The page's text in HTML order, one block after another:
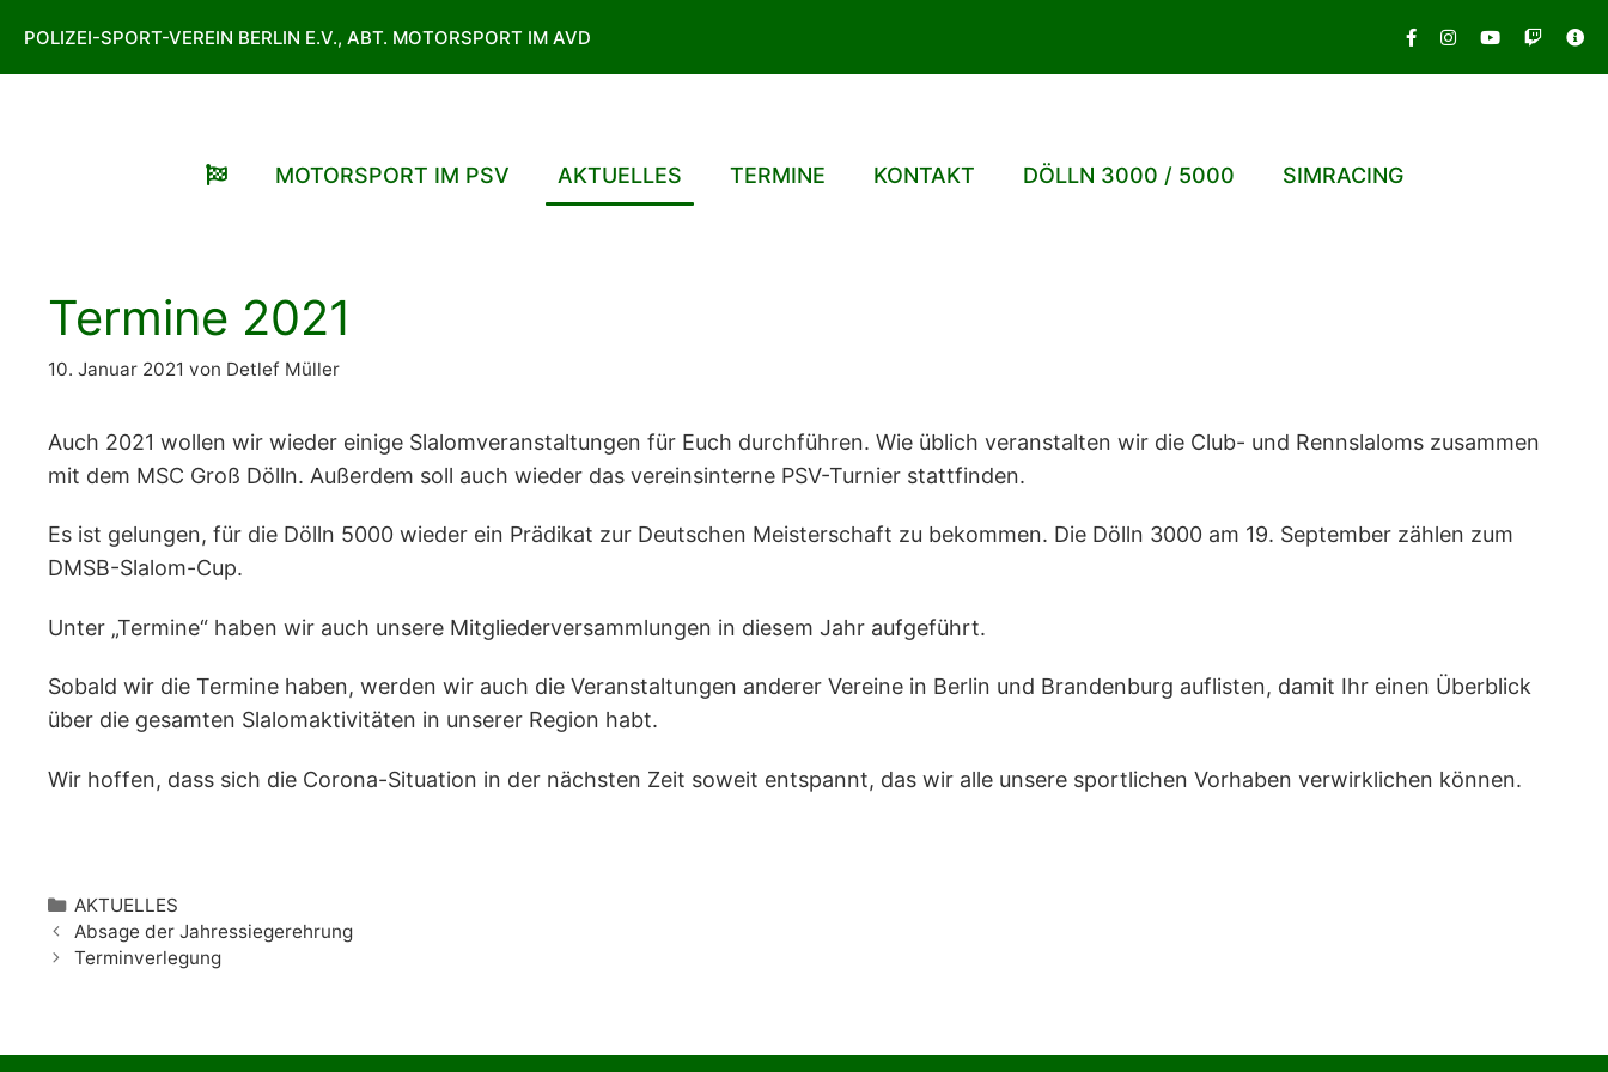
Inhalt
springen
POLIZEI-SPORT-VEREIN BERLIN E.V., ABT. MOTORSPORT IM AVD
MOTORSPORT IM PSV AKTUELLES TERMINE KONTAKT DÖLLN 3000 / 5000 SIMRACING
Termine 2021
10. Januar 2021 von Detlef Müller
Auch 2021 wollen wir wieder einige Slalomveranstaltungen für Euch durchführen. Wie üblich veranstalten wir die Club- und Rennslaloms zusammen
mit dem MSC Groß Dölln. Außerdem soll auch wieder das vereinsinterne PSV-Turnier stattfinden.
Es ist gelungen, für die Dölln 5000 wieder ein Prädikat zur Deutschen Meisterschaft zu bekommen. Die Dölln 3000 am 19. September zählen zum
DMSB-Slalom-Cup.
Unter „Termine“ haben wir auch unsere Mitgliederversammlungen in diesem Jahr aufgeführt.
Sobald wir die Termine haben, werden wir auch die Veranstaltungen anderer Vereine in Berlin und Brandenburg auflisten, damit Ihr einen Überblick
über die gesamten Slalomaktivitäten in unserer Region habt.
Wir hoffen, dass sich die Corona-Situation in der nächsten Zeit soweit entspannt, das wir alle unsere sportlichen Vorhaben verwirklichen können.
Kategorien
AKTUELLES
Absage der Jahressiegerehrung
Terminverlegung